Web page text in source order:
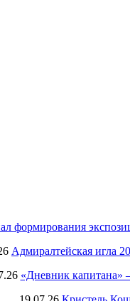
формирования
Адмиралтейская игла
«Дневник капитана»